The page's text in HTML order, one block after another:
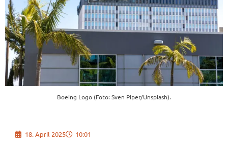
Boeing Logo (Foto: Sven Piper/Unsplash).
18. April 2025 10:01